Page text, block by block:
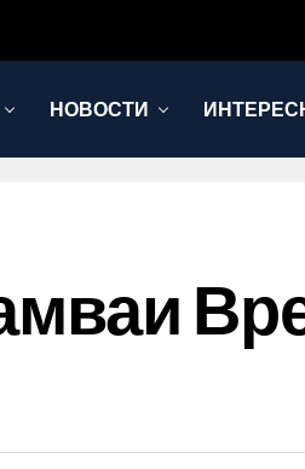
НОВОСТИ